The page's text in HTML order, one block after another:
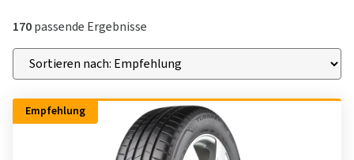
170passende Ergebnisse
Empfehlung